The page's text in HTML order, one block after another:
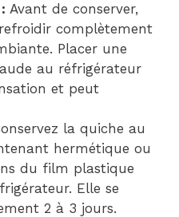
Avant de conserver,
complètement
Placer une
au réfrigérateur
et peut
la quiche au
hermétique ou
du film plastique
Elle se
2 à 3 jours.